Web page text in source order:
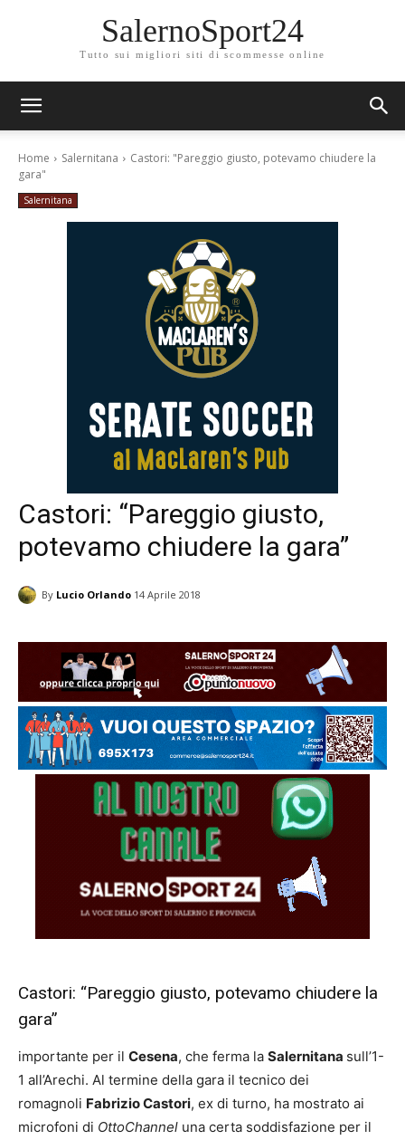
SalernoSport24
Tutto sui migliori siti di scommesse online
Home Salernitana
Castori: "Pareggio giusto, potevamo chiudere la
gara"
Salernitana
Castori: “Pareggio giusto,
potevamo chiudere la gara”
By Lucio Orlando 14 Aprile 2018
Castori: “Pareggio giusto, potevamo chiudere la
gara”
importante per il Cesena, che ferma la Salernitana sull’1-
1 all’Arechi. Al termine della gara il tecnico dei
romagnoli Fabrizio Castori, ex di turno, ha mostrato ai
microfoni di OttoChannel una certa soddisfazione per il